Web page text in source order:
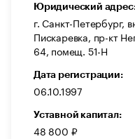
Юридический
г. Санкт-Петербург,
Пискаревка, пр-кт
64, помещ. 51-Н
Дата регистрации:
06.10.1997
Уставной капитал:
48 800 ₽